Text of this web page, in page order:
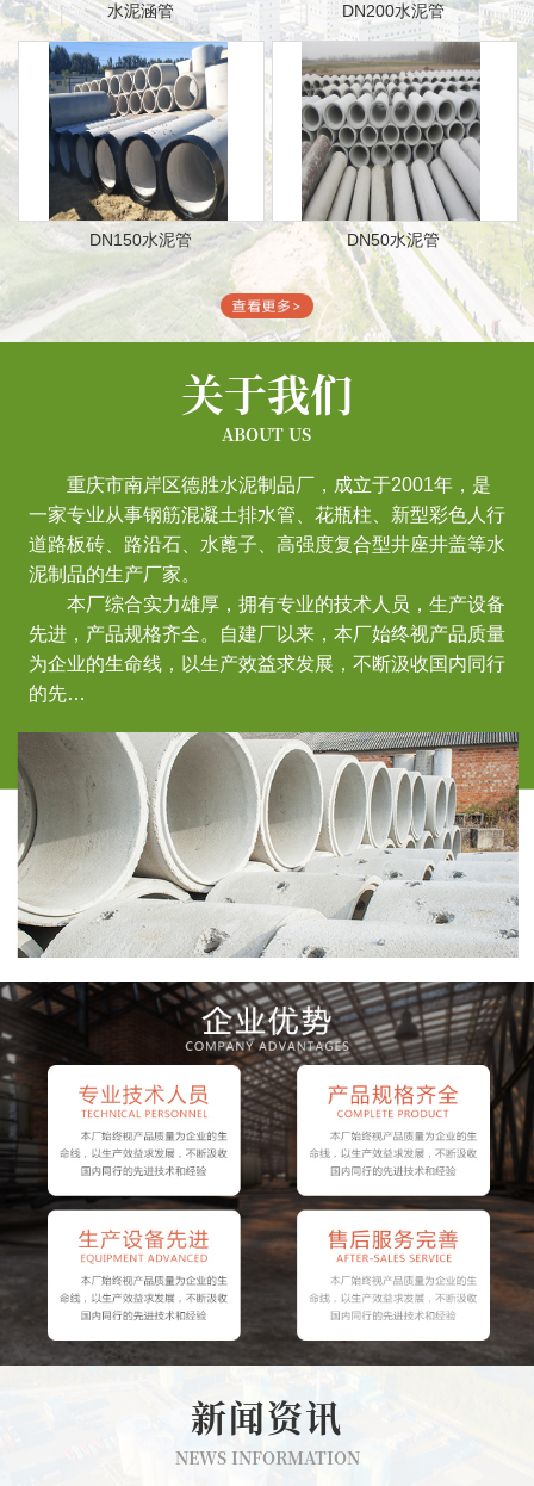
水泥涵管 DN200水泥管
DN150水泥管 DN50水泥管
关于我们
ABOUT US
重庆市南岸区德胜水泥制品厂，成立于2001年，是
一家专业从事钢筋混凝土排水管、花瓶柱、新型彩色人行
道路板砖、路沿石、水蓖子、高强度复合型井座井盖等水
泥制品的生产厂家。
本厂综合实力雄厚，拥有专业的技术人员，生产设备
先进，产品规格齐全。自建厂以来，本厂始终视产品质量
为企业的生命线，以生产效益求发展，不断汲收国内同行
的先…
新闻资讯
NEWS INFORMATION